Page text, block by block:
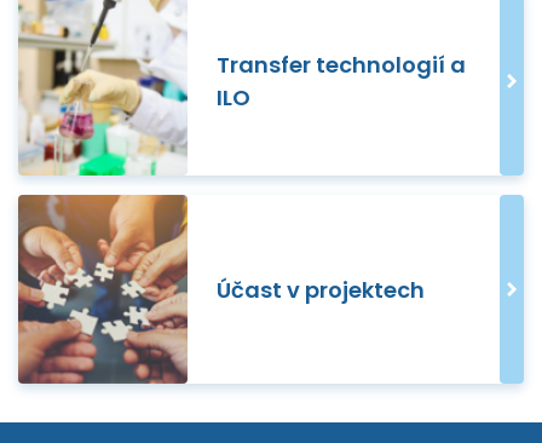
Transfer technologií a
ILO
Účast v projektech